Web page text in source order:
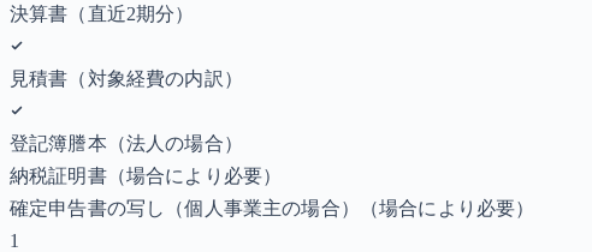
決算書（直近2期分）
見積書（対象経費の内訳）
登記簿謄本（法人の場合）
納税証明書（場合により必要）
確定申告書の写し（個人事業主の場合）
（場合により必要）
1